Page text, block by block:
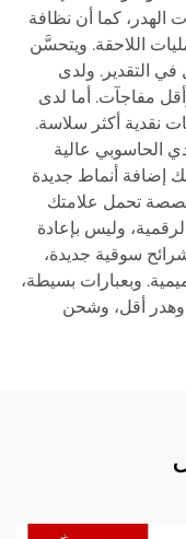
الهدر، كما أن نظافة
اللاحقة. ويتحسَّن
في التقدير. ولدى
مفاجآت. أما لدى
نقدية أكثر سلاسة.
الحاسوبي عالية
إضافة أنماط جديدة
تحمل علامتك
وليس بإعادة
شرائح سوقية جديدة،
وبعبارات بسيطة،
وهدر أقل، وشحن